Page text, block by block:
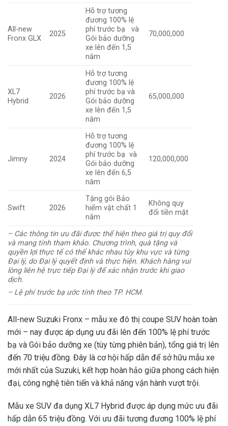
All-new
Fronx GLX
2025
Hỗ trợ tương
đương 100% lệ
phí trước bạ và
Gói bảo dưỡng
xe lên đến 1,5
năm
70,000,000
XL7
Hybrid
2026
Hỗ trợ tương
đương 100% lệ
phí trước bạ và
Gói bảo dưỡng
xe lên đến 1,5
năm
65,000,000
Jimny 2024
Hỗ trợ tương
đương 100% lệ
phí trước bạ và
Gói bảo dưỡng
xe lên đến 6,5
năm
120,000,000
Swift 2026
Tặng gói Bảo
hiểm vật chất 1
năm
Không quy
đổi tiền mặt
– Các thông tin ưu đãi được thể hiện theo giá trị quy đổi
và mang tính tham khảo. Chương trình, quà tặng và
quyền lợi thực tế có thể khác nhau tùy khu vực và từng
Đại lý, do Đại lý quyết định và thực hiện. Khách hàng vui
lòng liên hệ trực tiếp Đại lý để xác nhận trước khi giao
dịch.
– Lệ phí trước bạ ước tính theo TP. HCM.
All-new Suzuki Fronx – mẫu xe đô thị coupe SUV hoàn toàn
mới – nay được áp dụng ưu đãi lên đến 100% lệ phí trước
bạ và Gói bảo dưỡng xe (tùy từng phiên bản), tổng giá trị lên
đến 70 triệu đồng. Đây là cơ hội hấp dẫn để sở hữu mẫu xe
mới nhất của Suzuki, kết hợp hoàn hảo giữa phong cách hiện
đại, công nghệ tiên tiến và khả năng vận hành vượt trội.
Mẫu xe SUV đa dụng XL7 Hybrid được áp dụng mức ưu đãi
hấp dẫn 65 triệu đồng. Với ưu đãi tương đương 100% lệ phí